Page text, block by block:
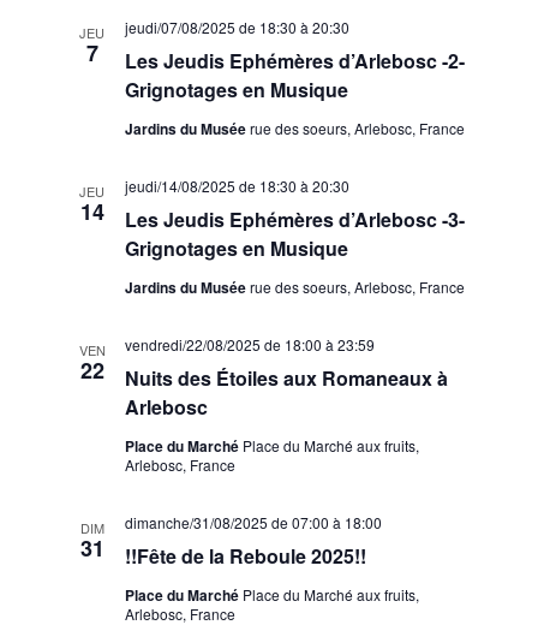
JEU
7
Les Jeudis Ephémères d’Arlebosc -2-
Grignotages en Musique
jeudi/07/08/2025 de 18:30 à 20:30
Jardins du Muséerue des soeurs, Arlebosc, France
JEU
14
Les Jeudis Ephémères d’Arlebosc -3-
Grignotages en Musique
jeudi/14/08/2025 de 18:30 à 20:30
Jardins du Muséerue des soeurs, Arlebosc, France
VEN
22
Nuits des Étoiles aux Romaneaux à
Arlebosc
vendredi/22/08/2025 de 18:00 à 23:59
Place du Marché Place du Marché aux fruits,
Arlebosc, France
DIM
31 !!Fête de la Reboule 2025!!
dimanche/31/08/2025 de 07:00 à 18:00
Place du Marché Place du Marché aux fruits,
Arlebosc, France